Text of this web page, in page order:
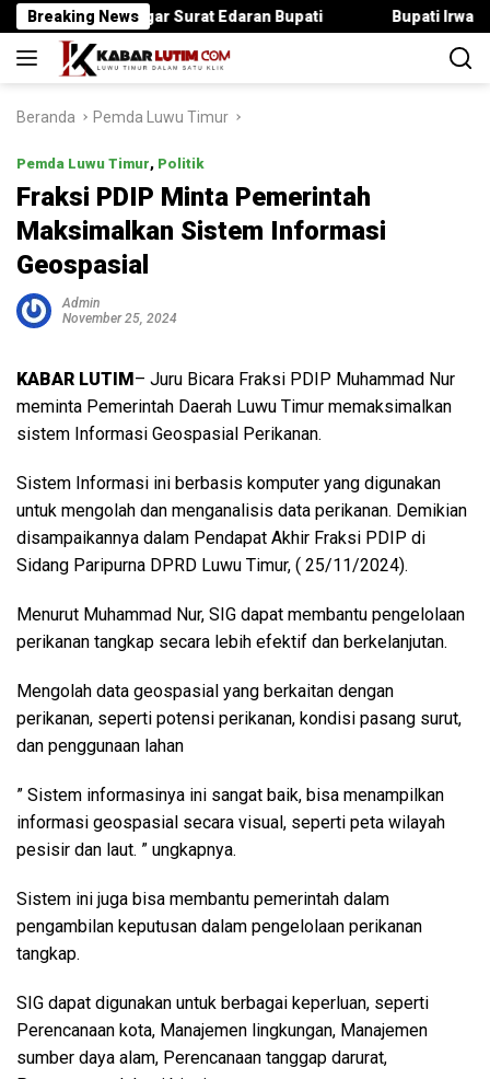
Langsung
ke
konten
Breaking News
Langgar Surat Edaran Bupati Bupati Irwan Serahkan
Beranda Pemda Luwu Timur
Pemda Luwu Timur, Politik
Fraksi PDIP Minta Pemerintah
Maksimalkan Sistem Informasi
Geospasial
Admin
November 25, 2024
KABAR LUTIM– Juru Bicara Fraksi PDIP Muhammad Nur
meminta Pemerintah Daerah Luwu Timur memaksimalkan
sistem Informasi Geospasial Perikanan.
Sistem Informasi ini berbasis komputer yang digunakan
untuk mengolah dan menganalisis data perikanan. Demikian
disampaikannya dalam Pendapat Akhir Fraksi PDIP di
Sidang Paripurna DPRD Luwu Timur, ( 25/11/2024).
Menurut Muhammad Nur, SIG dapat membantu pengelolaan
perikanan tangkap secara lebih efektif dan berkelanjutan.
Mengolah data geospasial yang berkaitan dengan
perikanan, seperti potensi perikanan, kondisi pasang surut,
dan penggunaan lahan
” Sistem informasinya ini sangat baik, bisa menampilkan
informasi geospasial secara visual, seperti peta wilayah
pesisir dan laut. ” ungkapnya.
Sistem ini juga bisa membantu pemerintah dalam
pengambilan keputusan dalam pengelolaan perikanan
tangkap.
SIG dapat digunakan untuk berbagai keperluan, seperti
Perencanaan kota, Manajemen lingkungan, Manajemen
sumber daya alam, Perencanaan tanggap darurat,